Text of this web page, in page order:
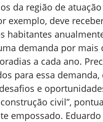
da região de
exemplo, deve
habitantes
demanda por mais
a cada ano.
para essa demanda,
e
civil”,
empossado.